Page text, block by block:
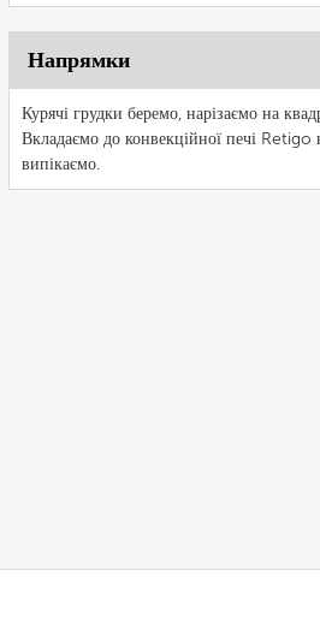
Напрямки
Курячі грудки беремо, нарізаємо на
Вкладаємо до конвекційної печі
випікаємо.